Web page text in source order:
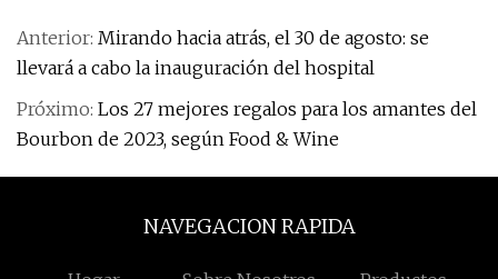
Anterior: Mirando hacia atrás, el 30 de agosto: se
llevará a cabo la inauguración del hospital
Próximo: Los 27 mejores regalos para los amantes del
Bourbon de 2023, según Food & Wine
NAVEGACION RAPIDA